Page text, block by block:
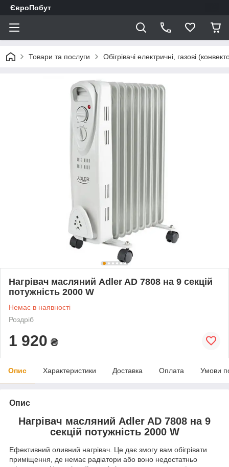
ЄвроПобут
Товари та послуги Обігрівачі електричні, газові
Нагрівач масляний Adler AD 7808 на 9 секцій
потужність 2000 W
Немає в наявності
Роздріб
1 920 ₴
Опис Характеристики Доставка Оплата Умови
Опис
Нагрівач масляний Adler AD 7808 на 9
секцій потужність 2000 W
Ефективний оливний нагрівач. Це дає змогу вам обігрівати
приміщення, де немає радіатори або воно недостатньо